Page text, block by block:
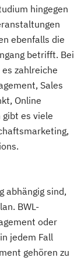
hingegen
ebenfalls die
betrifft. Bei
zahlreiche
Sales
Online
gibt es viele
abhängig sind,
BWL-
oder
jedem Fall
gehören zu